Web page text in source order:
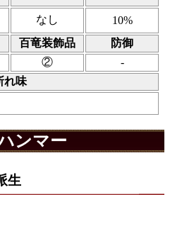
なし
10%
百竜装飾品
防御
②
-
れ味
ンマー
生